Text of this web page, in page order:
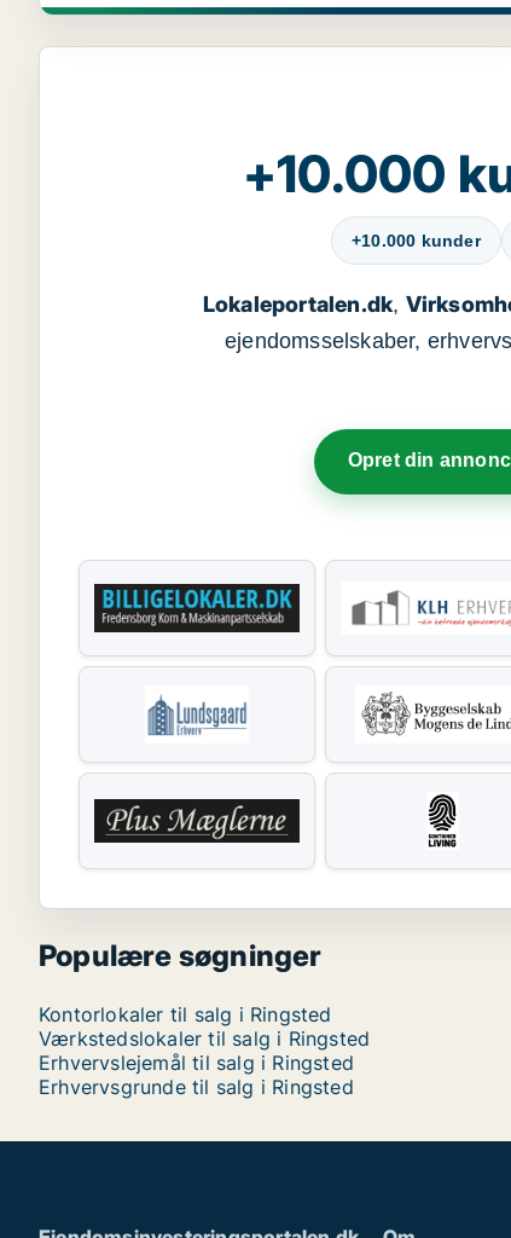
+10.000
+10.000 kunder
Lokaleportalen.dk,
ejendomsselskaber,
Opret din
Populære søgninger
Kontorlokaler til salg i Ringsted
Værkstedslokaler til salg i Ringsted
Erhvervslejemål til salg i Ringsted
Erhvervsgrunde til salg i Ringsted